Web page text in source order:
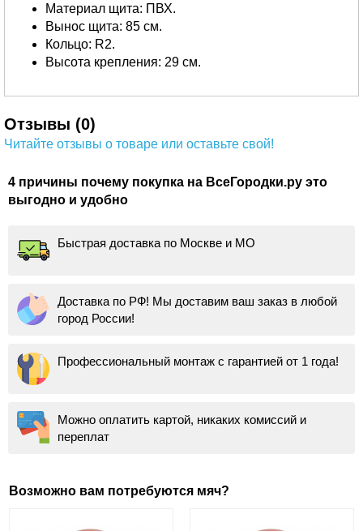
Материал щита: ПВХ.
Вынос щита: 85 см.
Кольцо: R2.
Высота крепления: 29 см.
Отзывы (0)
Читайте отзывы о товаре или оставьте свой!
4 причины почему покупка на ВсеГородки.ру это
выгодно и удобно
Быстрая доставка по Москве и МО
Доставка по РФ! Мы доставим ваш заказ в любой
город России!
Профессиональный монтаж с гарантией от 1 года!
Можно оплатить картой, никаких комиссий и
переплат
Возможно вам потребуются мяч?